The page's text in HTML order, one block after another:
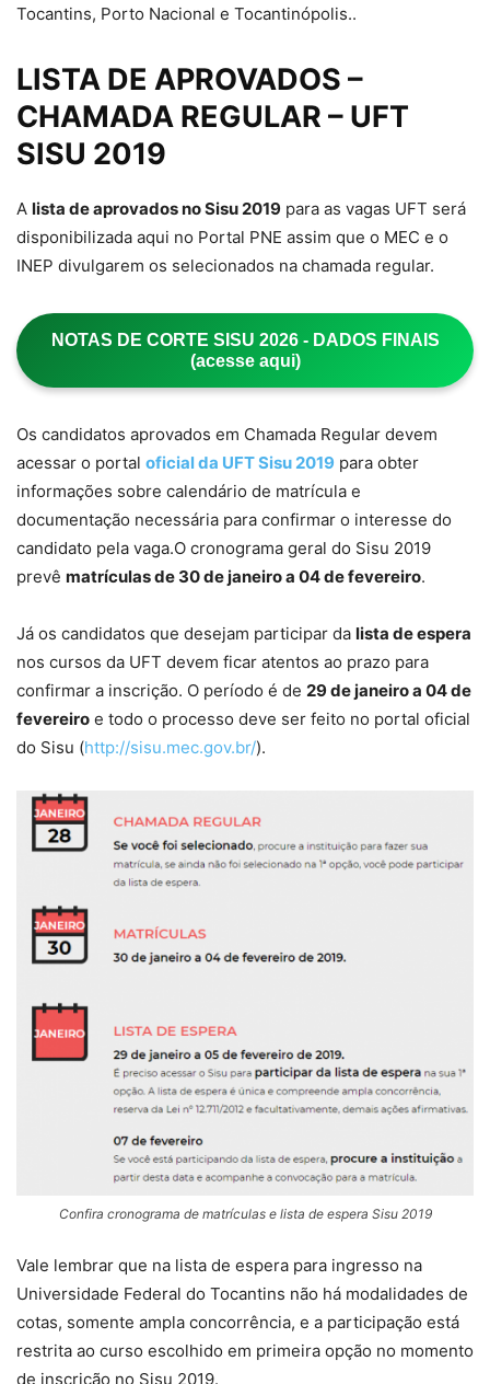
Tocantins, Porto Nacional e Tocantinópolis..
LISTA DE APROVADOS –
CHAMADA REGULAR – UFT
SISU 2019
A lista de aprovados no Sisu 2019 para as vagas UFT será
disponibilizada aqui no Portal PNE assim que o MEC e o
INEP divulgarem os selecionados na chamada regular.
NOTAS DE CORTE SISU 2026 - DADOS FINAIS
(acesse aqui)
Os candidatos aprovados em Chamada Regular devem
acessar o portal oficial da UFT Sisu 2019 para obter
informações sobre calendário de matrícula e
documentação necessária para confirmar o interesse do
candidato pela vaga.O cronograma geral do Sisu 2019
prevê matrículas de 30 de janeiro a 04 de fevereiro.
Já os candidatos que desejam participar da lista de espera
nos cursos da UFT devem ficar atentos ao prazo para
confirmar a inscrição. O período é de 29 de janeiro a 04 de
fevereiro e todo o processo deve ser feito no portal oficial
do Sisu (http://sisu.mec.gov.br/).
Confira cronograma de matrículas e lista de espera Sisu 2019
Vale lembrar que na lista de espera para ingresso na
Universidade Federal do Tocantins não há modalidades de
cotas, somente ampla concorrência, e a participação está
restrita ao curso escolhido em primeira opção no momento
de inscrição no Sisu 2019.